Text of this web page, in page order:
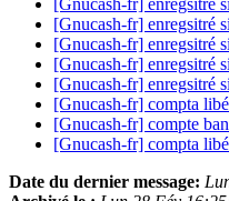
[Gnucash-fr] enregsitré
[Gnucash-fr] enregsitré
[Gnucash-fr] enregsitré
[Gnucash-fr] enregsitré
[Gnucash-fr] enregsitré
[Gnucash-fr] compta
[Gnucash-fr] compte
[Gnucash-fr] compta
Date du dernier message: